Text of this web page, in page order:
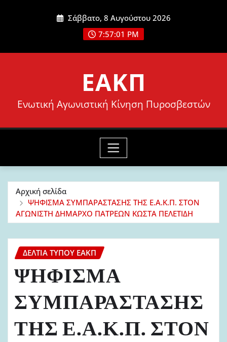
Σάββατο, 8 Αυγούστου 2026
7:57:02 PM
ΕΑΚΠ
Ενωτική Αγωνιστική Κίνηση Πυροσβεστών
Αρχική σελίδα
ΨΗΦΙΣΜΑ ΣΥΜΠΑΡΑΣΤΑΣΗΣ ΤΗΣ Ε.Α.Κ.Π. ΣΤΟΝ
ΑΓΩΝΙΣΤΗ ΔΗΜΑΡΧΟ ΠΑΤΡΕΩΝ ΚΩΣΤΑ ΠΕΛΕΤΙΔΗ
ΔΕΛΤΊΑ ΤΎΠΟΥ ΕΑΚΠ
ΨΗΦΙΣΜΑ
ΣΥΜΠΑΡΑΣΤΑΣΗΣ
ΤΗΣ Ε.Α.Κ.Π. ΣΤΟΝ